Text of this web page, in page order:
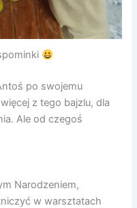
po swojemu
z tego bajzlu, dla
Ale od czegoś
Narodzeniem,
w warsztatach